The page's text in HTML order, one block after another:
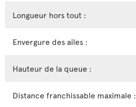
Longueur hors tout :
Envergure des ailes :
Hauteur de la queue :
Distance franchissable maximale :